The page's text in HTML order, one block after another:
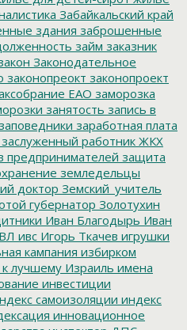
Забайкальский край
здания заброшенные
займ заказник
Законодательное
законопреокт законопроект
ЕАО заморозка
занятость запись в
заработная плата
заслуженный работник ЖКХ
предпринимателей защита
земледельцы
доктор Земский_учитель
губернатор Золотухин
Иван Благодырь Иван
ивс Игорь Ткачев игрушки
кампания избирком
лучшему Израиль имена
инвестиции
самоизоляции индекс
инновационное